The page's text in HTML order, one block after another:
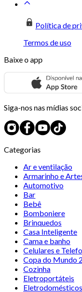
Política de
Termos de uso
Baixe o app
Siga-nos nas mídias
Categorias
Ar e ventilação
Armarinho e
Automotivo
Bar
Bebê
Bomboniere
Brinquedos
Casa Inteligente
Cama e banho
Celulares e
Copa do Mundo
Cozinha
Eletroportáteis
Eletrodomésticos